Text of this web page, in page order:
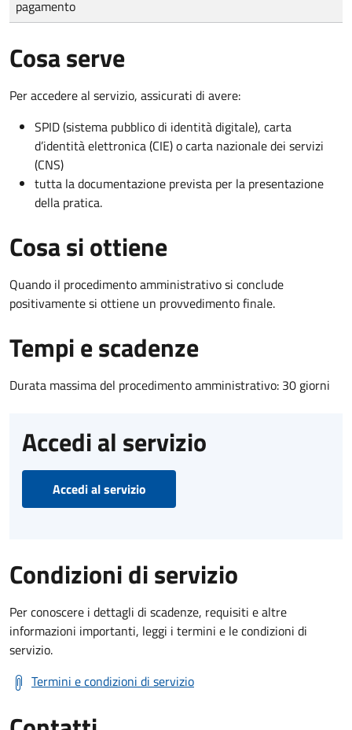
pagamento
Cosa serve
Per accedere al servizio, assicurati di avere:
SPID (sistema pubblico di identità digitale), carta
d’identità elettronica (CIE) o carta nazionale dei servizi
(CNS)
tutta la documentazione prevista per la presentazione
della pratica.
Cosa si ottiene
Quando il procedimento amministrativo si conclude
positivamente si ottiene un provvedimento finale.
Tempi e scadenze
Durata massima del procedimento amministrativo: 30 giorni
Accedi al servizio
Accedi al servizio
Condizioni di servizio
Per conoscere i dettagli di scadenze, requisiti e altre
informazioni importanti, leggi i termini e le condizioni di
servizio.
Termini e condizioni di servizio